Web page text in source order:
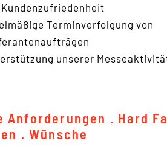
Terminverfolgung von
unserer
Anforderungen . Hard
. Wünsche